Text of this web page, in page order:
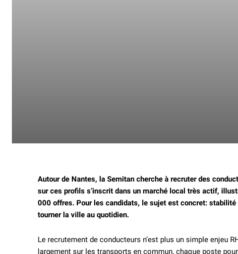
Autour de Nantes, la Semitan cherche à recruter des
sur ces profils s’inscrit dans un marché local très actif,
000 offres. Pour les candidats, le sujet est concret:
tourner la ville au quotidien.
Le recrutement de conducteurs n’est plus un simple enjeu
largement sur les transports en commun, chaque poste